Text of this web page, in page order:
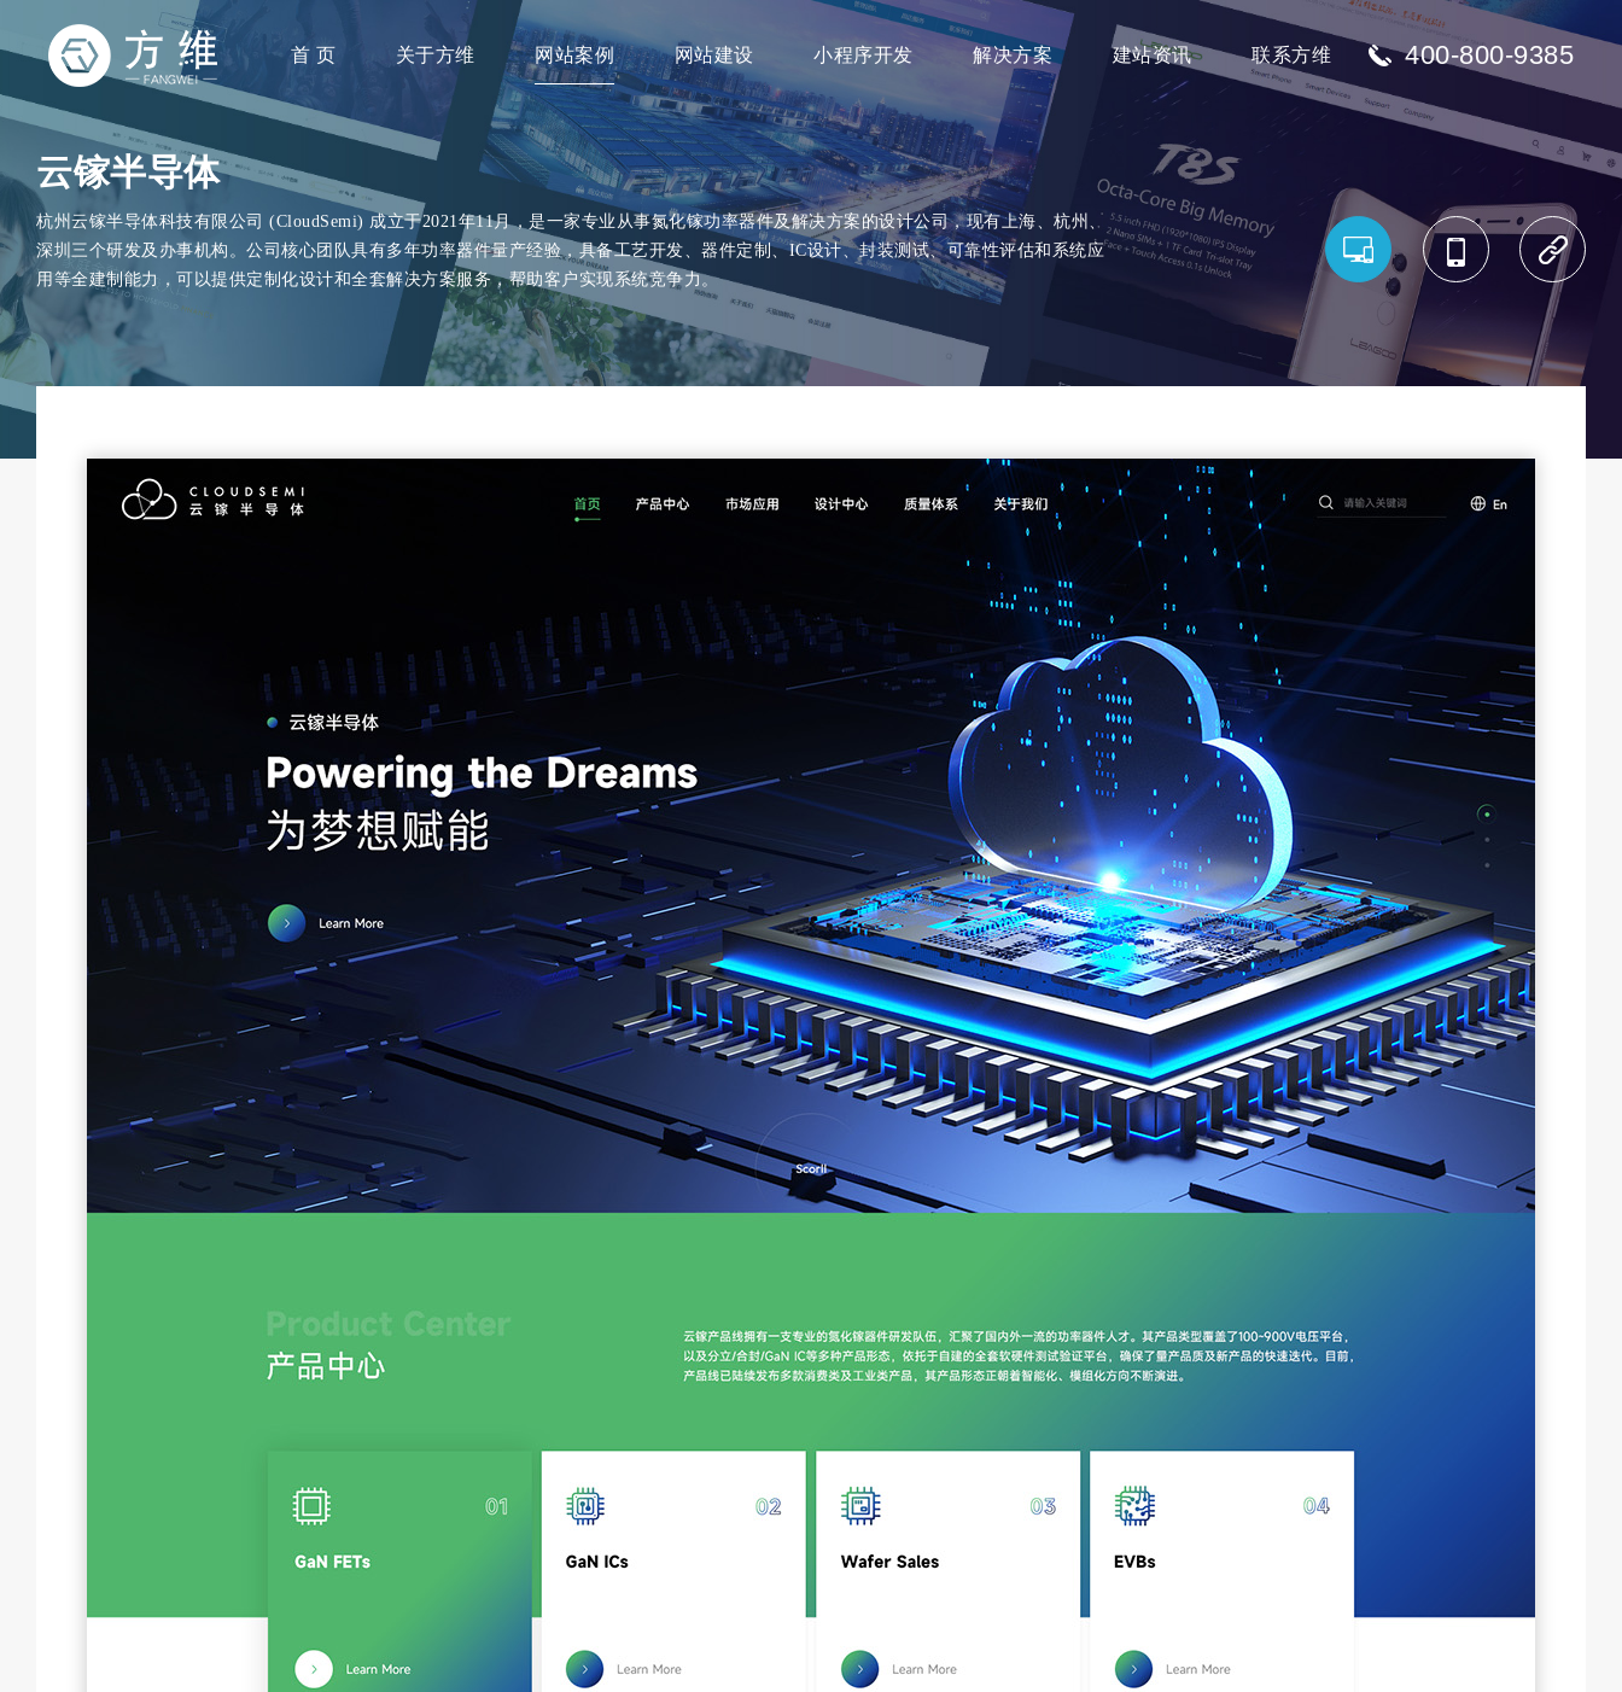
首 页 关于方维 网站案例 网站建设 小程序开发 解决方案 建站资讯 联系方维 400-800-9385
云镓半导体
杭州云镓半导体科技有限公司 (CloudSemi) 成立于2021年11月，是一家专业从事氮化镓功率器件及解决方案的设计公司，现有上海、杭州、
深圳三个研发及办事机构。公司核心团队具有多年功率器件量产经验，具备工艺开发、器件定制、IC设计、封装测试、可靠性评估和系统应
用等全建制能力，可以提供定制化设计和全套解决方案服务，帮助客户实现系统竞争力。